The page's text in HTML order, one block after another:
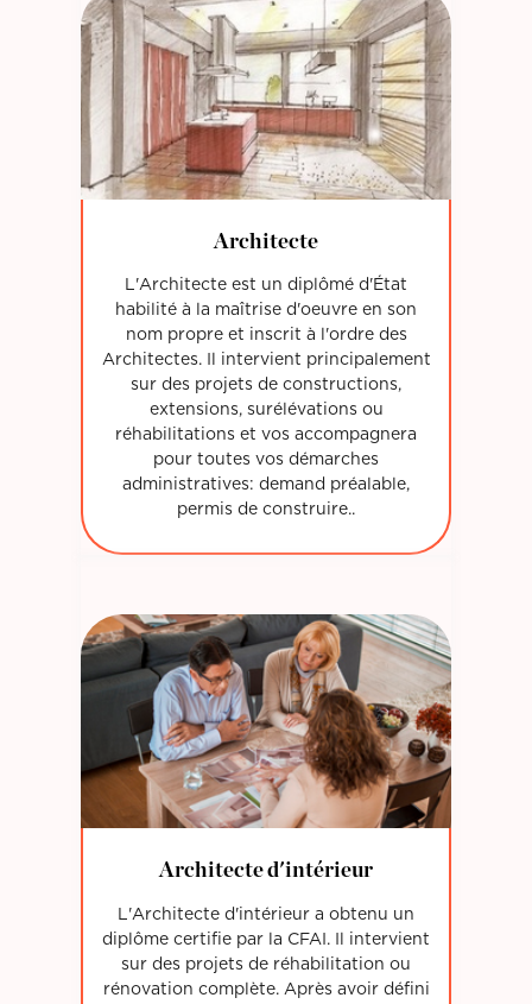
Architecte
L'Architecte est un diplômé d'État
habilité à la maîtrise d'oeuvre en son
nom propre et inscrit à l'ordre des
Architectes. Il intervient principalement
sur des projets de constructions,
extensions, surélévations ou
réhabilitations et vos accompagnera
pour toutes vos démarches
administratives: demand préalable,
permis de construire..
Architecte d'intérieur
L'Architecte d'intérieur a obtenu un
diplôme certifie par la CFAI. Il intervient
sur des projets de réhabilitation ou
rénovation complète. Après avoir défini